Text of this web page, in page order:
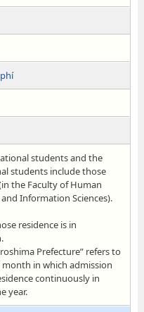
students and the
students include those
the Faculty of Human
Information Sciences).
residence is in
Prefecture” refers to
in which admission
continuously in
year.